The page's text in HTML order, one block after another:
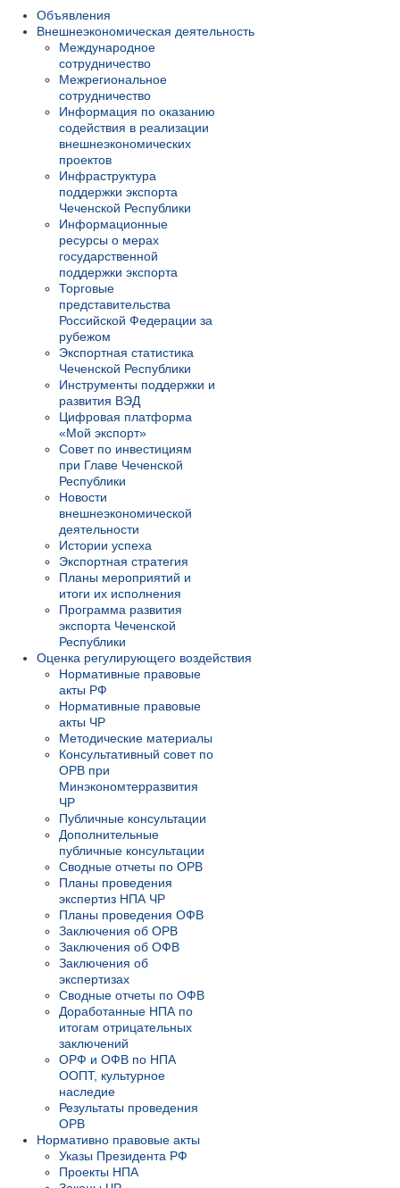
Объявления
Внешнеэкономическая деятельность
Международное
сотрудничество
Межрегиональное
сотрудничество
Информация по оказанию
содействия в реализации
внешнеэкономических
проектов
Инфраструктура
поддержки экспорта
Чеченской Республики
Информационные
ресурсы о мерах
государственной
поддержки экспорта
Торговые
представительства
Российской Федерации за
рубежом
Экспортная статистика
Чеченской Республики
Инструменты поддержки и
развития ВЭД
Цифровая платформа
«Мой экспорт»
Совет по инвестициям
при Главе Чеченской
Республики
Новости
внешнеэкономической
деятельности
Истории успеха
Экспортная стратегия
Планы мероприятий и
итоги их исполнения
Программа развития
экспорта Чеченской
Республики
Оценка регулирующего воздействия
Нормативные правовые
акты РФ
Нормативные правовые
акты ЧР
Методические материалы
Консультативный совет по
ОРВ при
Минэкономтерразвития
ЧР
Публичные консультации
Дополнительные
публичные консультации
Сводные отчеты по ОРВ
Планы проведения
экспертиз НПА ЧР
Планы проведения ОФВ
Заключения об ОРВ
Заключения об ОФВ
Заключения об
экспертизах
Сводные отчеты по ОФВ
Доработанные НПА по
итогам отрицательных
заключений
ОРФ и ОФВ по НПА
ООПТ, культурное
наследие
Результаты проведения
ОРВ
Нормативно правовые акты
Указы Президента РФ
Проекты НПА